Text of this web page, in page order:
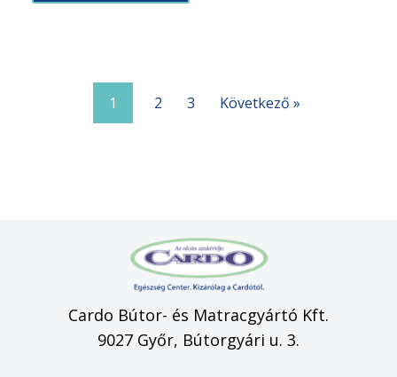
1 2 3 Következő »
Cardo Bútor- és Matracgyártó Kft.
9027 Győr, Bútorgyári u. 3.